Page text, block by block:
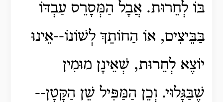
בּוֹ לְחֵרוּת. אֲבָל הַמְּסָרֵס עַבְדּוֹ
בַּבֵּיצִים, אוֹ הַחוֹתֵךְ לְשׁוֹנוֹ--אֵינוּ
יוֹצֶא לְחֵרוּת, שְׁאֵינָן מוּמִין
שֶׁבַּגָּלוּי. וְכֵן הַמַּפִּיל שֵׁן הַקָּטָן--